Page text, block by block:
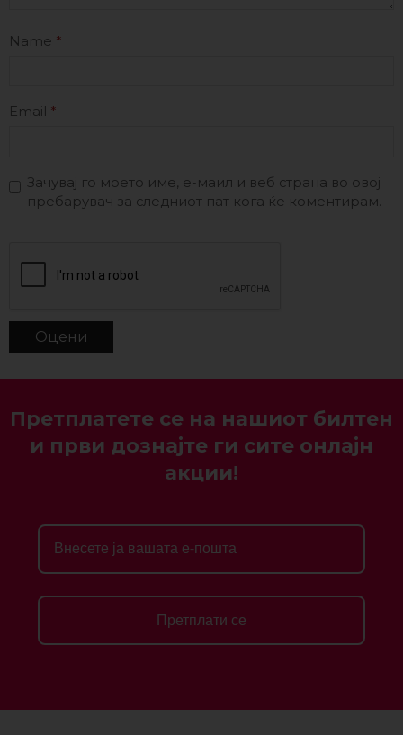
Name *
Email *
Зачувај го моето име, е-маил и веб страна во овој
пребарувач за следниот пат кога ќе коментирам.
Претплатете се на нашиот билтен
и први дознајте ги сите онлајн
акции!
Претплати се